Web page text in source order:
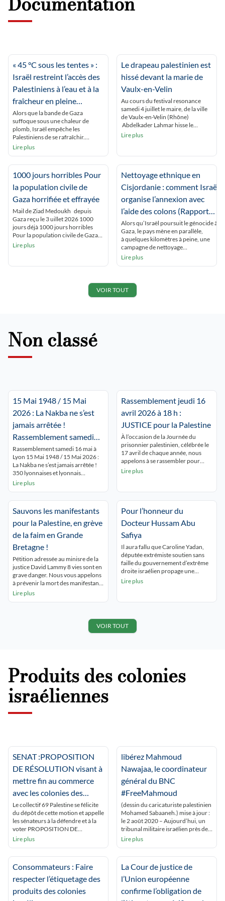
« 45 °C sous les tentes » :
Israël restreint l’accès des
Palestiniens à l’eau et à la
fraîcheur en pleine
canicule
Alors que la bande de Gaza
suffoque sous une chaleur de
plomb, Israël empêche les
Palestiniens de se rafraîchir.
Humanitaires et experts
Beyrouth (correspondance) À
Gaza, les Palestiniens étouffent.
Sous les tentes, dans une humidité
totale due à l’absence de vent et à la
[…]
Lire plus
Le drapeau palestinien est
hissé devant la marie de
Vaulx-en-Velin
Au cours du festival resonance
samedi 4 juillet le maire, de la ville
de Vaulx-en-Velin (Rhône)
Abdelkader Lahmar hisse le
drapeau palestinien , avec «pour
peuple palestinien». Saisi en
urgence par le préfet du Rhône
Etienne Guyot, le juge des référés
du tribunal administratif […]
Lire plus
1000 jours horribles Pour
la population civile de
Gaza horrifiée et effrayée
Mail de Ziad Medoukh depuis
Gaza reçu le 3 uillet 2026 1000
jours déjà 1000 jours horribles
Pour la population civile de Gaza
horrifiée et effrayée 1000 jours
1000 jours horribles pour une
terrifiée Pas de vie à Gaza dans ce
Lire plus
Nettoyage ethnique en
Cisjordanie : comment Israël
organise l’annexion avec
l’aide des colons (Rapport
Amnesty international)
Alors qu’Israël poursuit le génocide à
Gaza, le pays mène en parallèle,
à quelques kilomètres à peine, une
campagne de nettoyage
ethnique contre les Palestinien·nes de
poussant à fuir leur terre ancestrale.
Depuis 2023, ces violences ont
Lire plus
VOIR TOUT
Non classé
15 Mai 1948 / 15 Mai
2026 : La Nakba ne s’est
jamais arrêtée !
Rassemblement samedi
16 mai à Lyon Place de la
République 15 h.
Rassemblement samedi 16 mai à
Lyon 15 Mai 1948 / 15 Mai 2026 :
La Nakba ne s’est jamais arrêtée !
350 lyonnaises et lyonnais
commémorent la NAKBA
avec toi ! ». Les passants du centre
ville découvrent les nombreux
panneaux […]
Lire plus
Rassemblement jeudi 16
avril 2026 à 18 h :
JUSTICE pour la Palestine
À l’occasion de la Journée du
prisonnier palestinien, célébrée le
17 avril de chaque année, nous
appelons à se rassembler pour
rendre hommage à tous les
les barreaux israéliens. Dans la
situation de génocide à Gaza, de
terreur coloniale en Cisjordanie, la
prisonniers palestiniens est […]
Lire plus
Sauvons les manifestants
pour la Palestine, en grève
de la faim en Grande
Bretagne !
Pétition adressée au minisre de la
justice David Lammy 8 vies sont en
grave danger. Nous vous appelons
à prévenir la mort des manifestants
en grève de la faim. Les grévistes
conditions normales de liberté
Lire plus
Pour l’honneur du
Docteur Hussam Abu
Safiya
Il aura fallu que Caroline Yadan,
députée extrémiste soutien sans
faille du gouvernement d’extrême
droite israélien propage une
immonde « fakenews » pour
« Un Palestinien proche du Hamas
polémique pour le maire Grégory
Doucet (Le Progrès de Lyon) […]
Lire plus
VOIR TOUT
Produits des colonies
israéliennes
SENAT :PROPOSITION
DE RÉSOLUTION visant à
mettre fin au commerce
avec les colonies des
territoires palestiniens
occupés,
Le collectif 69 Palestine se félicite
du dépôt de cette motion et appelle
les sénateurs à la défendre et à la
voter PROPOSITION DE
RÉSOLUTION /a> en application
palestiniens occupés, présentée
Par Mme Raymonde PONCET
MONGE, MM. Daniel […]
Lire plus
libérez Mahmoud
Nawajaa, le coordinateur
général du BNC
#FreeMahmoud
(dessin du caricaturiste palestinien
Mohamed Sabaaneh.) mise à jour :
le 2 août 2020 – Aujourd’hui, un
tribunal militaire israélien près de
Jénine a accédé à une requête du
du défenseur palestinien des droits
de l’homme, Mahmoud Nawajaa.
Aucune inculpation […]
Lire plus
Consommateurs : Faire
respecter l’étiquetage des
produits des colonies
La Cour de justice de
l’Union européenne
confirme l’obligation de